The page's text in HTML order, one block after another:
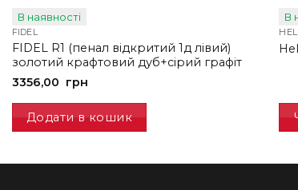
В наявності
FIDEL
FIDEL R1 (пенал відкритий 1д лівий)
золотий крафтовий дуб+сірий графіт
3356,00 грн
Додати в кошик
В